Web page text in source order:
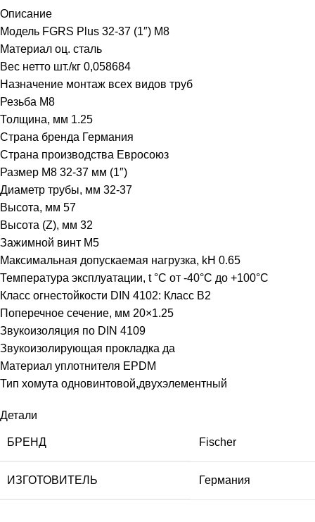
Описание
Модель FGRS Plus 32-37 (1″) M8
Материал оц. сталь
Вес нетто шт./кг 0,058684
Назначение монтаж всеx видов труб
Резьба M8
Толщина, мм 1.25
Страна бренда Германия
Страна производства Евросоюз
Размер M8 32-37 мм (1″)
Диаметр трубы, мм 32-37
Высота, мм 57
Высота (Z), мм 32
Зажимной винт M5
Максимальная допускаемая нагрузка, kH 0.65
Температура эксплуатации, t °C от -40°C до +100°C
Класс огнестойкости DIN 4102: Класс B2
Поперечное сечение, мм 20×1.25
Звукоизоляция по DIN 4109
Звукоизолирующая прокладка да
Материал уплотнителя EPDM
Тип хомута одновинтовой,двухэлементный
Детали
БРЕНД Fischer
ИЗГОТОВИТЕЛЬ Германия